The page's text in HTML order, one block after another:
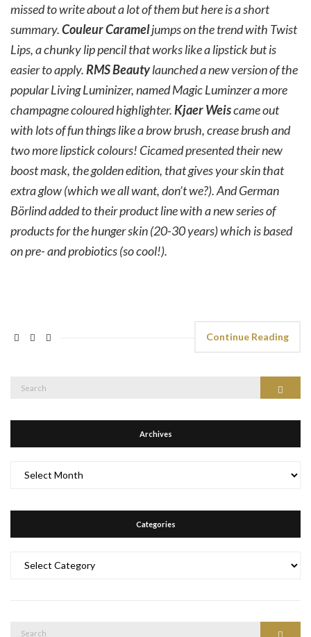
missed to write about a lot of them but here is a short
summary.Couleur Carameljumps on the trend with Twist
Lips, a chunky lip pencil that works like a lipstick but is
easier to apply.RMS Beautylaunched a new version of the
popular Living Luminizer, named Magic Luminzer a more
champagne coloured highlighter.Kjaer Weiscame out
with lots of fun things like a brow brush, crease brush and
two more lipstick colours! Cicamed presented their new
boost mask, the golden edition, that gives your skin that
extra glow (which we all want, don’t we?). And German
Börlind added to their product line with a new series of
products for the hunger skin (20-30 years) which is based
on pre- and probiotics (so cool!).
Continue Reading
Archives
Categories